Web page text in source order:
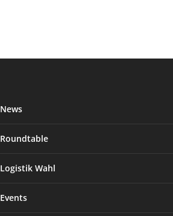
News
Roundtable
Logistik Wahl
Events